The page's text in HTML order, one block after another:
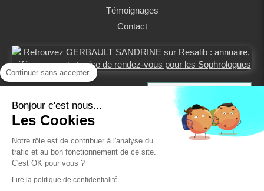
Témoignages
Contact
Prendre rendez-vous
Plan du site
Continuer sans accepter
Bonjour c'est nous...
Les Cookies
Notre rôle est de contribuer à l'analyse du
trafic et au bon fonctionnement de ce site.
C'est OK pour vous ?
Lire la politique de confidentialité